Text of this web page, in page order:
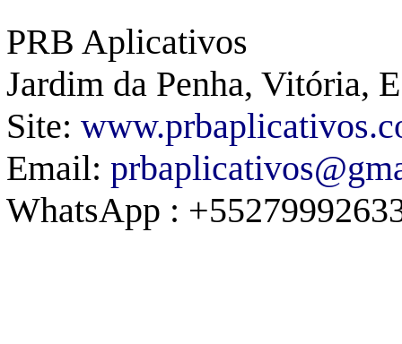
PRB Aplicativos
Jardim da Penha, Vitória,
Site:
Email:
WhatsApp :